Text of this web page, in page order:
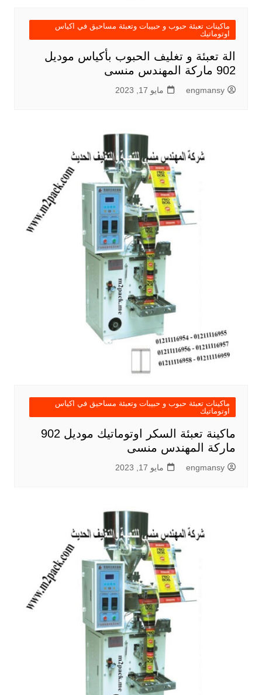
ماكينات تعبئة حبوب و حبيبات وتعبئة مساحيق في اكياس
اوتوماتيك
الة تعبئة و تغليف الحبوب بأكياس موديل
902 ماركة المهندس منسى
engmansy مايو 17, 2023
ماكينات تعبئة حبوب و حبيبات وتعبئة مساحيق في اكياس
اوتوماتيك
ماكينة تعبئة السكر اوتوماتيك موديل 902
ماركة المهندس منسى
engmansy مايو 17, 2023